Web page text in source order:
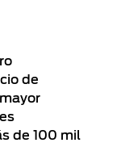
de
de 100 mil